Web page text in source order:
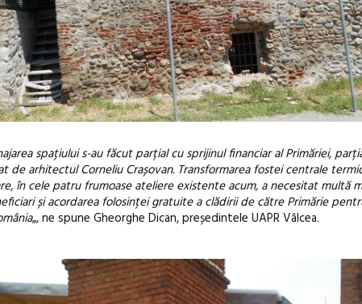
spațiului s-au făcut parțial cu sprijinul financiar al Primăriei,
de arhitectul Corneliu Crașovan. Transformarea fostei centrale
în cele patru frumoase ateliere existente acum, a necesitat multă
și acordarea folosinței gratuite a clădirii de către Primărie
„, ne spune Gheorghe Dican, președintele UAPR Vâlcea.